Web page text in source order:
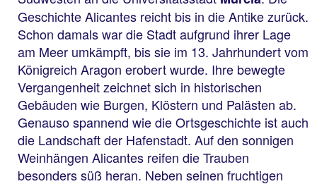
Geschichte Alicantes reicht bis in die Antike zurück.
Schon damals war die Stadt aufgrund ihrer Lage
am Meer umkämpft, bis sie im 13. Jahrhundert vom
Königreich Aragon erobert wurde. Ihre bewegte
Vergangenheit zeichnet sich in historischen
Gebäuden wie Burgen, Klöstern und Palästen ab.
Genauso spannend wie die Ortsgeschichte ist auch
die Landschaft der Hafenstadt. Auf den sonnigen
Weinhängen Alicantes reifen die Trauben
besonders süß heran. Neben seinen fruchtigen